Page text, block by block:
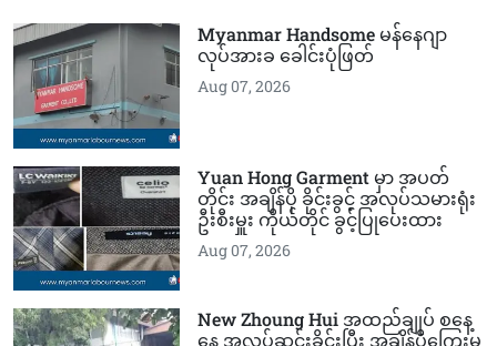
Myanmar Handsome မန်နေဂျာ
လုပ်အားခ ခေါင်းပုံဖြတ်
Aug 07, 2026
Yuan Hong Garment မှာ အပတ်
တိုင်း အချိန်ပို ခိုင်းခွင့် အလုပ်သမားရုံး
ဦးစီးမှူး ကိုယ်တိုင် ခွင့်ပြုပေးထား
Aug 07, 2026
New Zhoung Hui အထည်ချုပ် စနေ့
နေ့ အလုပ်ဆင်းခိုင်းပြီး အချိန်ပိုကြေးမ